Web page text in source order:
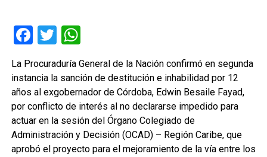
Facebook
TwitterWhatsApp
La Procuraduría General de la Nación confirmó en segunda
instancia la sanción de destitución e inhabilidad por 12
años al exgobernador de Córdoba, Edwin Besaile Fayad,
por conflicto de interés al no declararse impedido para
actuar en la sesión del Órgano Colegiado de
Administración y Decisión (OCAD) – Región Caribe, que
aprobó el proyecto para el mejoramiento de la vía entre los